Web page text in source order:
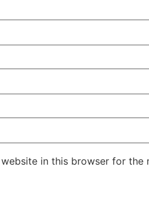
website in this browser for the